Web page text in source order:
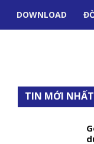
DOWNLOAD
TIN MỚI NHẤT